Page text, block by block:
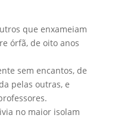
que enxameiam
órfã, de oito anos
sem encantos, de
pelas outras, e
no maior isolam